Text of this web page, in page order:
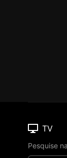
TV
Pesquise